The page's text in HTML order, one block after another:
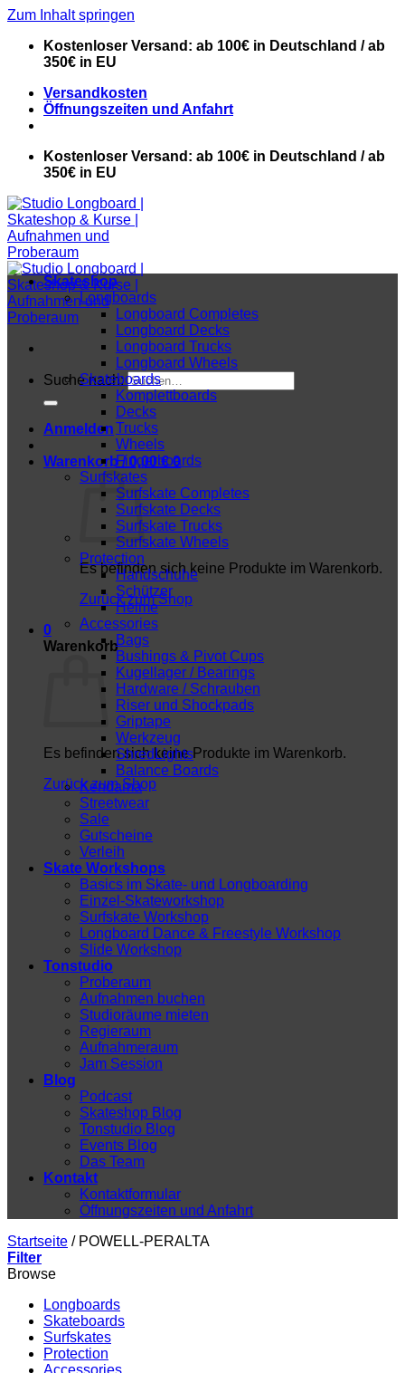
Zum Inhalt springen
Kostenloser Versand: ab 100€ in Deutschland / ab
350€ in EU
Versandkosten
Öffnungszeiten und Anfahrt
Kostenloser Versand: ab 100€ in Deutschland / ab
350€ in EU
Suche nach:
Anmelden
Warenkorb /0,00€ 0
Es befinden sich keine Produkte im Warenkorb.
Zurück zum Shop
0
Warenkorb
Es befinden sich keine Produkte im Warenkorb.
Zurück zum Shop
Skateshop
Longboards
Longboard Completes
Longboard Decks
Longboard Trucks
Longboard Wheels
Skateboards
Komplettboards
Decks
Trucks
Wheels
Fingerboards
Surfskates
Surfskate Completes
Surfskate Decks
Surfskate Trucks
Surfskate Wheels
Protection
Handschuhe
Schützer
Helme
Accessories
Bags
Bushings & Pivot Cups
Kugellager / Bearings
Hardware / Schrauben
Riser und Shockpads
Griptape
Werkzeug
ShredLights
Balance Boards
Kendama
Streetwear
Sale
Gutscheine
Verleih
Skate Workshops
Basics im Skate- und Longboarding
Einzel-Skateworkshop
Surfskate Workshop
Longboard Dance & Freestyle Workshop
Slide Workshop
Tonstudio
Proberaum
Aufnahmen buchen
Studioräume mieten
Regieraum
Aufnahmeraum
Jam Session
Blog
Podcast
Skateshop Blog
Tonstudio Blog
Events Blog
Das Team
Kontakt
Kontaktformular
Öffnungszeiten und Anfahrt
Startseite /POWELL-PERALTA
Filter
Browse
Longboards
Skateboards
Surfskates
Protection
Accessories